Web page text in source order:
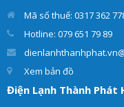
Mã số thuế: 0317 362
Hotline: 079 651 79 89
Xem bản đồ
Điện Lạnh Thành Phát